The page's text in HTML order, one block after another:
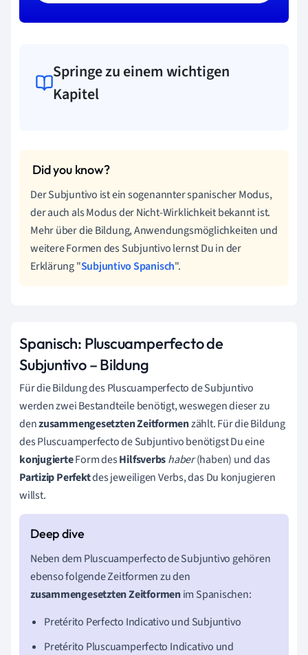
Springe zu einem wichtigen
Kapitel
Der Subjuntivo ist ein sogenannter spanischer Modus,
der auch als Modus der Nicht-Wirklichkeit bekannt ist.
Mehr über die Bildung, Anwendungsmöglichkeiten und
weitere Formen des Subjuntivo lernst Du in der
Erklärung "Subjuntivo Spanisch".
Spanisch: Pluscuamperfecto de
Subjuntivo – Bildung
Für die Bildung des Pluscuamperfecto de Subjuntivo
werden zweiBestandteile benötigt, weswegen dieser zu
denzusammengesetztenZeitformenzählt.Für die Bildung
des Pluscuamperfecto de Subjuntivo benötigst Du eine
konjugierteForm desHilfsverbshaber(haben) und das
Partizip Perfektdes jeweiligen Verbs, das Du konjugieren
willst.
Neben dem Pluscuamperfecto de Subjuntivo gehören
ebenso folgende Zeitformen zu den
zusammengesetztenZeitformenim Spanischen:
Pretérito Perfecto Indicativo und Subjuntivo
Pretérito Pluscuamperfecto Indicativo und